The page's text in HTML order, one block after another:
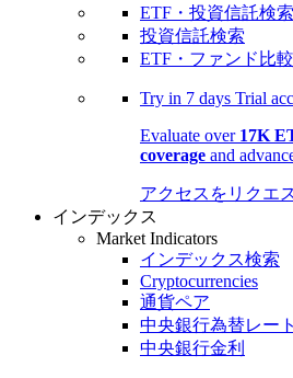
ETF・投資信託検索
投資信託検索
ETF・ファンド比較
Try in 7 days Trial
Evaluate over 17K
coverage and
アクセスをリクエ
インデックス
Market Indicators
インデックス検索
Cryptocurrencies
通貨ペア
中央銀行為替レート
中央銀行金利